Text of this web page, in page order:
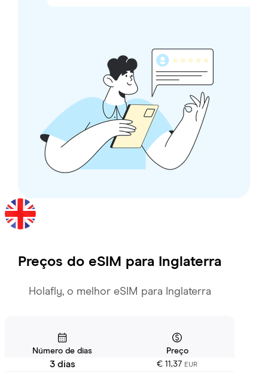
Preços do eSIM para Inglaterra
Holafly, o melhor eSIM para Inglaterra
Número de dias Preço
3 dias € 11,37 EUR